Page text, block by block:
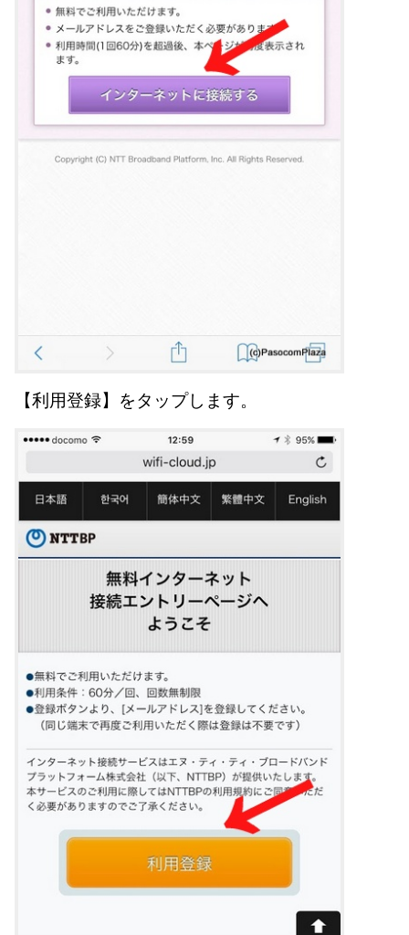
【利用登録】をタップします。